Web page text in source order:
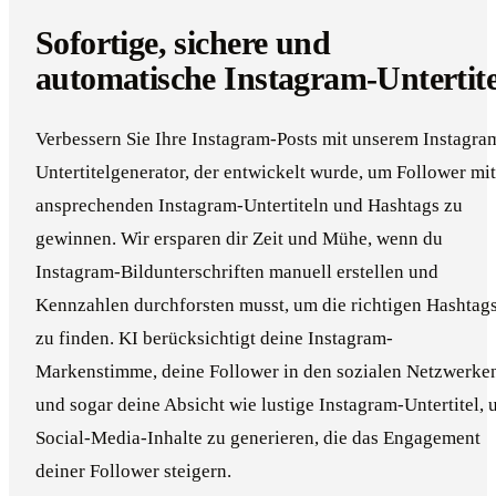
Sofortige, sichere und
automatische Instagram-
Verbessern Sie Ihre Instagram-Posts mit unserem
Untertitelgenerator, der entwickelt wurde, um Follower mit
ansprechenden Instagram-Untertiteln und Hashtags zu
gewinnen. Wir ersparen dir Zeit und Mühe, wenn du
Instagram-Bildunterschriften manuell erstellen und
Kennzahlen durchforsten musst, um die richtigen
zu finden. KI berücksichtigt deine Instagram-
Markenstimme, deine Follower in den sozialen
und sogar deine Absicht wie lustige Instagram-Untertitel,
Social-Media-Inhalte zu generieren, die das Engagement
deiner Follower steigern.